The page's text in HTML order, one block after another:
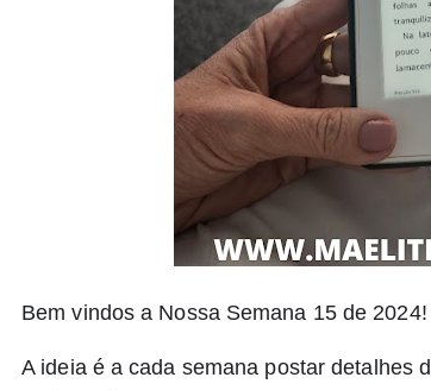
Bem vindos a Nossa Semana 15 de 2024!
A ideia é a cada semana postar detalhes